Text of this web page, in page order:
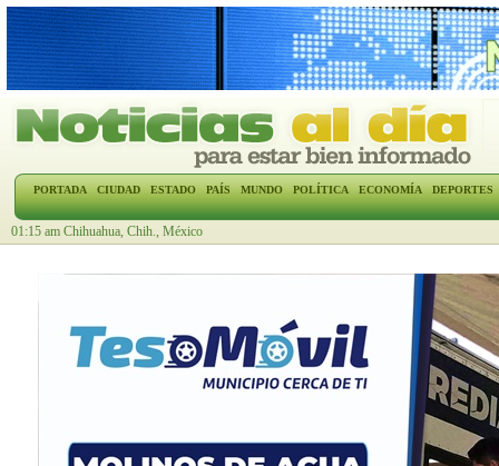
PORTADA CIUDAD ESTADO PAÍS MUNDO POLÍTICA ECONOMÍA DEPORTES
01:15 am Chihuahua, Chih., México